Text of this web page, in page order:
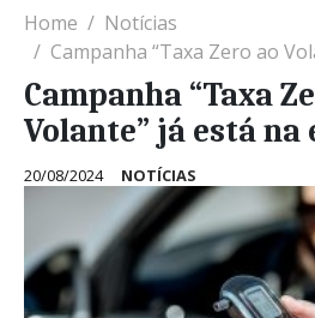
Home
Notícias
Campanha “Taxa Zero ao
Campanha “Taxa
Volante” já está na
20/08/2024 NOTÍCIAS